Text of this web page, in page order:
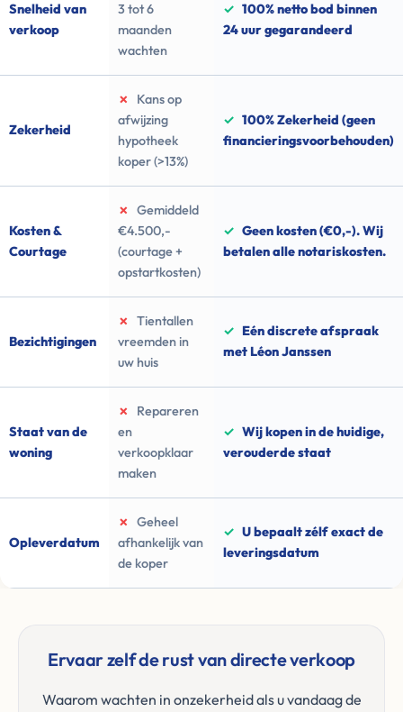
Snelheid van
verkoop
3 tot 6
maanden
wachten
✓ 100% netto bod binnen
24 uur gegarandeerd
Zekerheid
✗
Kans op
afwijzing
hypotheek
koper (>13%)
✓ 100% Zekerheid (geen
financieringsvoorbehouden)
Kosten &
Courtage
✗
Gemiddeld
€4.500,-
(courtage +
opstartkosten)
✓ Geen kosten (€0,-). Wij
betalen alle notariskosten.
Bezichtigingen
✗
Tientallen
vreemden in
uw huis
✓ Eén discrete afspraak
met Léon Janssen
Staat van de
woning
✗
Repareren
en
verkoopklaar
maken
✓ Wij kopen in de huidige,
verouderde staat
Opleverdatum
✗
Geheel
afhankelijk van
de koper
✓ U bepaalt zélf exact de
leveringsdatum
Ervaar zelf de rust van directe verkoop
Waarom wachten in onzekerheid als u vandaag de